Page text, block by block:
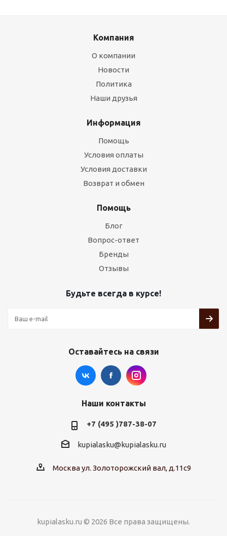
Компания
О компании
Новости
Политика
Наши друзья
Информация
Помощь
Условия оплаты
Условия доставки
Возврат и обмен
Помощь
Блог
Вопрос-ответ
Бренды
Отзывы
Будьте всегда в курсе!
Оставайтесь на связи
Наши контакты
+7 (495 )787-38-07
kupialasku@kupialasku.ru
Москва ул. Золоторожский вал, д.11с9
kupialasku.ru © 2026 Все права защищены.